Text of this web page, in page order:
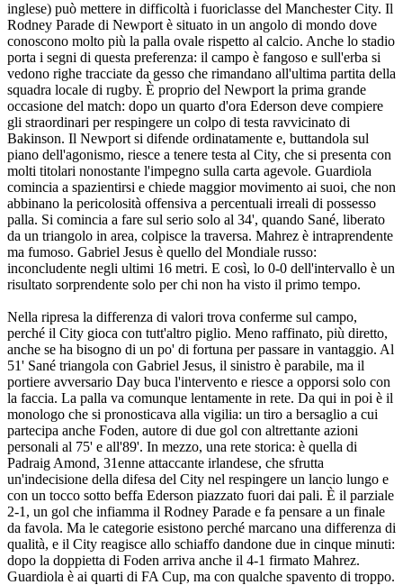
inglese) può mettere in difficoltà i fuoriclasse del Manchester City. Il
Rodney Parade di Newport è situato in un angolo di mondo dove
conoscono molto più la palla ovale rispetto al calcio. Anche lo stadio
porta i segni di questa preferenza: il campo è fangoso e sull'erba si
vedono righe tracciate da gesso che rimandano all'ultima partita della
squadra locale di rugby. È proprio del Newport la prima grande
occasione del match: dopo un quarto d'ora Ederson deve compiere
gli straordinari per respingere un colpo di testa ravvicinato di
Bakinson. Il Newport si difende ordinatamente e, buttandola sul
piano dell'agonismo, riesce a tenere testa al City, che si presenta con
molti titolari nonostante l'impegno sulla carta agevole. Guardiola
comincia a spazientirsi e chiede maggior movimento ai suoi, che non
abbinano la pericolosità offensiva a percentuali irreali di possesso
palla. Si comincia a fare sul serio solo al 34', quando Sané, liberato
da un triangolo in area, colpisce la traversa. Mahrez è intraprendente
ma fumoso. Gabriel Jesus è quello del Mondiale russo:
inconcludente negli ultimi 16 metri. E così, lo 0-0 dell'intervallo è un
risultato sorprendente solo per chi non ha visto il primo tempo.
Nella ripresa la differenza di valori trova conferme sul campo,
perché il City gioca con tutt'altro piglio. Meno raffinato, più diretto,
anche se ha bisogno di un po' di fortuna per passare in vantaggio. Al
51' Sané triangola con Gabriel Jesus, il sinistro è parabile, ma il
portiere avversario Day buca l'intervento e riesce a opporsi solo con
la faccia. La palla va comunque lentamente in rete. Da qui in poi è il
monologo che si pronosticava alla vigilia: un tiro a bersaglio a cui
partecipa anche Foden, autore di due gol con altrettante azioni
personali al 75' e all'89'. In mezzo, una rete storica: è quella di
Padraig Amond, 31enne attaccante irlandese, che sfrutta
un'indecisione della difesa del City nel respingere un lancio lungo e
con un tocco sotto beffa Ederson piazzato fuori dai pali. È il parziale
2-1, un gol che infiamma il Rodney Parade e fa pensare a un finale
da favola. Ma le categorie esistono perché marcano una differenza di
qualità, e il City reagisce allo schiaffo dandone due in cinque minuti:
dopo la doppietta di Foden arriva anche il 4-1 firmato Mahrez.
Guardiola è ai quarti di FA Cup, ma con qualche spavento di troppo.